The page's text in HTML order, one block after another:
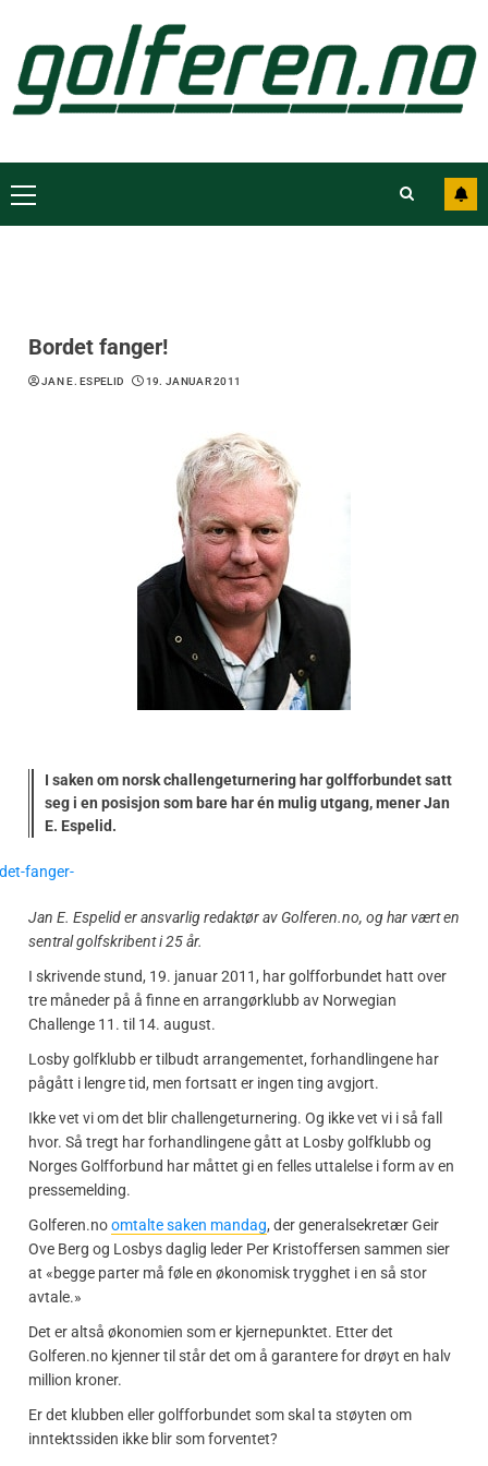
Bordet fanger!
JAN E. ESPELID 19. JANUAR 2011
I saken om norsk challengeturnering har golfforbundet satt
seg i en posisjon som bare har én mulig utgang, mener Jan
E. Espelid.
Jan E. Espelid er ansvarlig redaktør av Golferen.no, og har vært en
sentral golfskribent i 25 år.
I skrivende stund, 19. januar 2011, har golfforbundet hatt over
tre måneder på å finne en arrangørklubb av Norwegian
Challenge 11. til 14. august.
Losby golfklubb er tilbudt arrangementet, forhandlingene har
pågått i lengre tid, men fortsatt er ingen ting avgjort.
Ikke vet vi om det blir challengeturnering. Og ikke vet vi i så fall
hvor. Så tregt har forhandlingene gått at Losby golfklubb og
Norges Golfforbund har måttet gi en felles uttalelse i form av en
pressemelding.
Golferen.noomtalte saken mandag, der generalsekretær Geir
Ove Berg og Losbys daglig leder Per Kristoffersen sammen sier
at «begge parter må føle en økonomisk trygghet i en så stor
avtale.»
Det er altså økonomien som er kjernepunktet. Etter det
Golferen.no kjenner til står det om å garantere for drøyt en halv
million kroner.
Er det klubben eller golfforbundet som skal ta støyten om
inntektssiden ikke blir som forventet?